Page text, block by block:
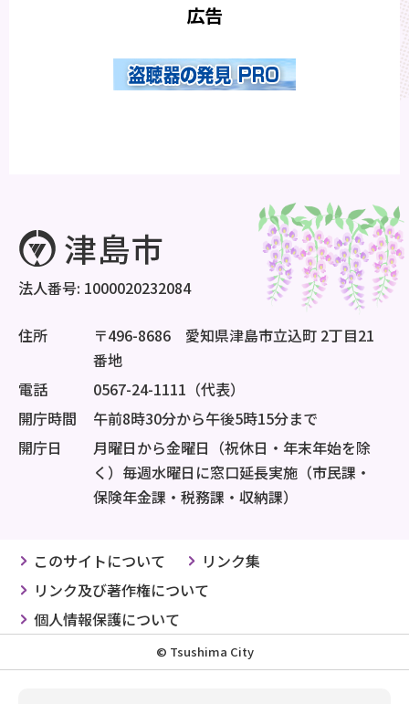
広告
法人番号: 1000020232084
住所
〒496-8686 愛知県津島市立込町 2丁目21
番地
電話
0567-24-1111（代表）
開庁時間
午前8時30分から午後5時15分まで
開庁日
月曜日から金曜日（祝休日・年末年始を除
く）毎週水曜日に窓口延長実施（市民課・
保険年金課・税務課・収納課）
このサイトについて
リンク集
リンク及び著作権について
個人情報保護について
© Tsushima City